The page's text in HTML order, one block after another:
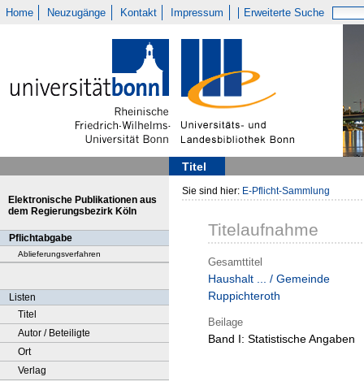
Home Neuzugänge Kontakt Impressum Erweiterte Suche
Titel
Elektronische Publikationen aus
dem Regierungsbezirk Köln
Pflichtabgabe
Ablieferungsverfahren
Listen
Titel
Autor / Beteiligte
Ort
Verlag
Sie sind hier: E-Pflicht-Sammlung
Titelaufnahme
Gesamttitel
Haushalt ... / Gemeinde
Ruppichteroth
Beilage
Band I: Statistische Angaben